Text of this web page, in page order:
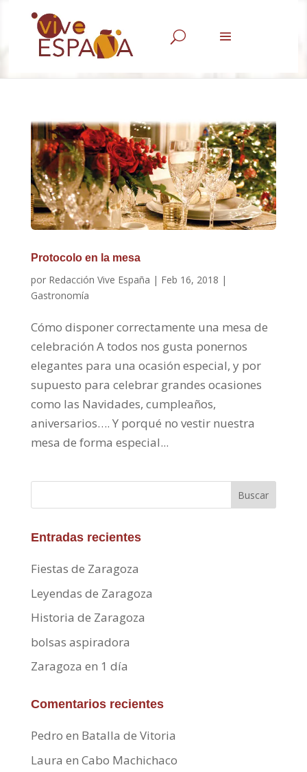
U
Protocolo en la mesa
por Redacción Vive España | Feb 16, 2018 |
Gastronomía
Cómo disponer correctamente una mesa de
celebración A todos nos gusta ponernos
elegantes para una ocasión especial, y por
supuesto para celebrar grandes ocasiones
como las Navidades, cumpleaños,
aniversarios…. Y porqué no vestir nuestra
mesa de forma especial...
Buscar
Entradas recientes
Fiestas de Zaragoza
Leyendas de Zaragoza
Historia de Zaragoza
bolsas aspiradora
Zaragoza en 1 día
Comentarios recientes
Pedro en Batalla de Vitoria
Laura en Cabo Machichaco